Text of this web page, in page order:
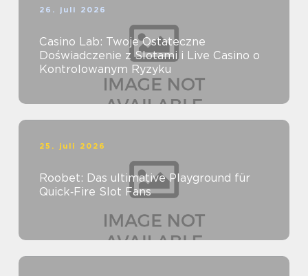
26. juli 2026
Casino Lab: Twoje Ostateczne
Doświadczenie z Slotami i Live Casino o
Kontrolowanym Ryzyku
25. juli 2026
Roobet: Das ultimative Playground für
Quick‑Fire Slot Fans